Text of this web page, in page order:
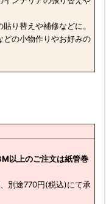
り替えや補修などに。
どの小物作りやお好みの
以上のご注文は紙管巻
別途770円(税込)にて承